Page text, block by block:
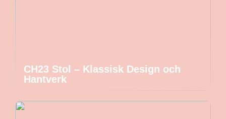
CH23 Stol – Klassisk Design och
Hantverk